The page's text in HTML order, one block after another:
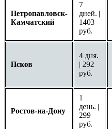
Петропавловск-
Камчатский
7
дней. |
1403
руб.
Псков
4 дня.
| 292
руб.
Ростов-на-Дону
1
день. |
299
руб.